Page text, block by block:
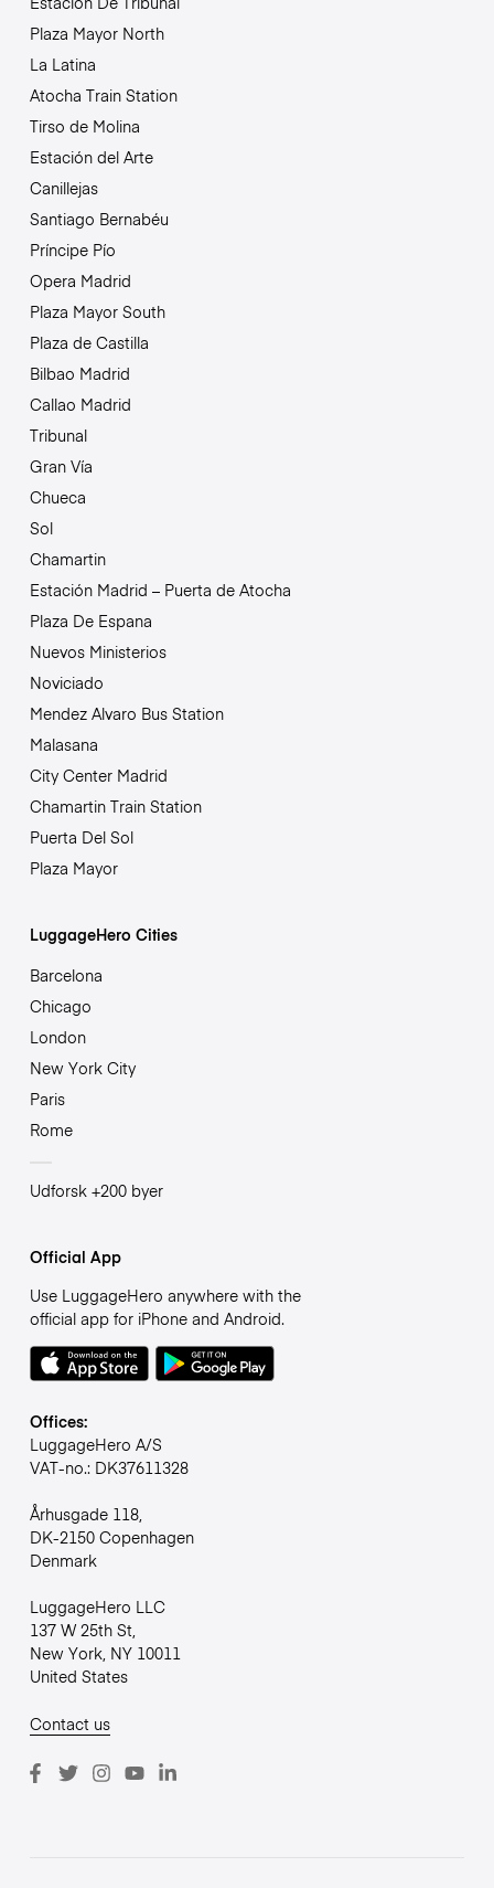
Plaza Mayor North
La Latina
Atocha Train Station
Tirso de Molina
Estación del Arte
Canillejas
Santiago Bernabéu
Príncipe Pío
Opera Madrid
Plaza Mayor South
Plaza de Castilla
Bilbao Madrid
Callao Madrid
Tribunal
Gran Vía
Chueca
Sol
Chamartin
Estación Madrid – Puerta de Atocha
Plaza De Espana
Nuevos Ministerios
Noviciado
Mendez Alvaro Bus Station
Malasana
City Center Madrid
Chamartin Train Station
Puerta Del Sol
Plaza Mayor
LuggageHero Cities
Barcelona
Chicago
London
New York City
Paris
Rome
Udforsk +200 byer
Official App
Use LuggageHero anywhere with the
official app for iPhone and Android.
Offices:
LuggageHero A/S
VAT-no.: DK37611328
Århusgade 118,
DK-2150 Copenhagen
Denmark
LuggageHero LLC
137 W 25th St,
New York, NY 10011
United States
Contact us